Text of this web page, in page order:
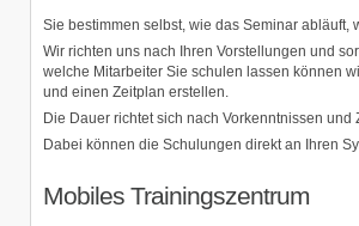
Sie bestimmen selbst, wie das Seminar abläuft,
Wir richten uns nach Ihren Vorstellungen und
welche Mitarbeiter Sie schulen lassen können
und einen Zeitplan erstellen.
Die Dauer richtet sich nach Vorkenntnissen und
Dabei können die Schulungen direkt an Ihren
Mobiles Trainingszentrum